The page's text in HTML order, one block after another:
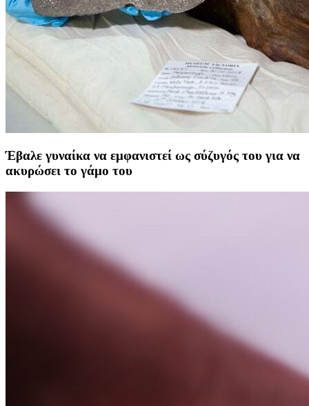
Έβαλε γυναίκα να εμφανιστεί ως σύζυγός του για να
ακυρώσει το γάμο του